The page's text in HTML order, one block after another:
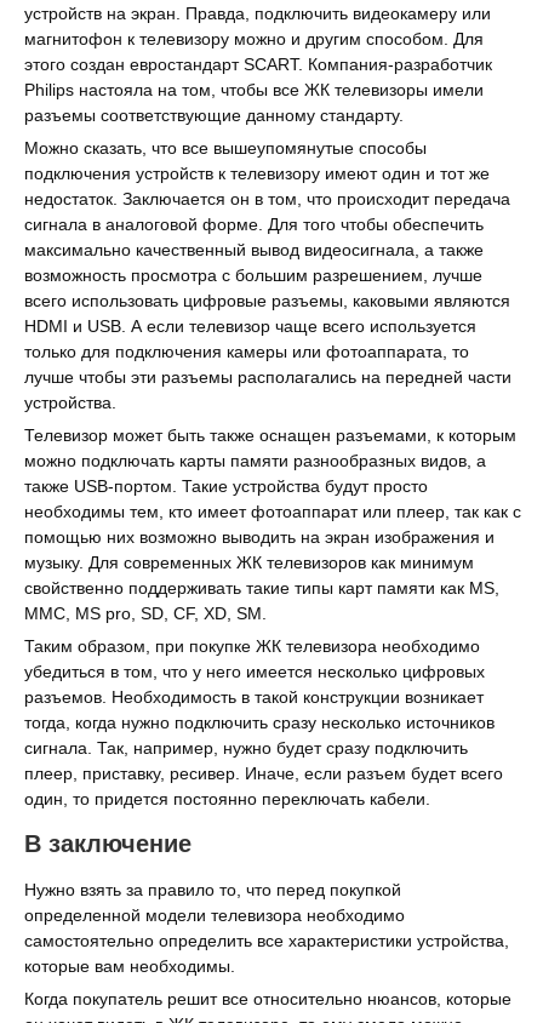
устройств на экран. Правда, подключить видеокамеру или
магнитофон к телевизору можно и другим способом. Для
этого создан евростандарт SCART. Компания-разработчик
Philips настояла на том, чтобы все ЖК телевизоры имели
разъемы соответствующие данному стандарту.
Можно сказать, что все вышеупомянутые способы
подключения устройств к телевизору имеют один и тот же
недостаток. Заключается он в том, что происходит передача
сигнала в аналоговой форме. Для того чтобы обеспечить
максимально качественный вывод видеосигнала, а также
возможность просмотра с большим разрешением, лучше
всего использовать цифровые разъемы, каковыми являются
HDMI и USB. А если телевизор чаще всего используется
только для подключения камеры или фотоаппарата, то
лучше чтобы эти разъемы располагались на передней части
устройства.
Телевизор может быть также оснащен разъемами, к которым
можно подключать карты памяти разнообразных видов, а
также USB-портом. Такие устройства будут просто
необходимы тем, кто имеет фотоаппарат или плеер, так как с
помощью них возможно выводить на экран изображения и
музыку. Для современных ЖК телевизоров как минимум
свойственно поддерживать такие типы карт памяти как MS,
MMC, MS pro, SD, CF, XD, SM.
Таким образом, при покупке ЖК телевизора необходимо
убедиться в том, что у него имеется несколько цифровых
разъемов. Необходимость в такой конструкции возникает
тогда, когда нужно подключить сразу несколько источников
сигнала. Так, например, нужно будет сразу подключить
плеер, приставку, ресивер. Иначе, если разъем будет всего
один, то придется постоянно переключать кабели.
В заключение
Нужно взять за правило то, что перед покупкой
определенной модели телевизора необходимо
самостоятельно определить все характеристики устройства,
которые вам необходимы.
Когда покупатель решит все относительно нюансов, которые